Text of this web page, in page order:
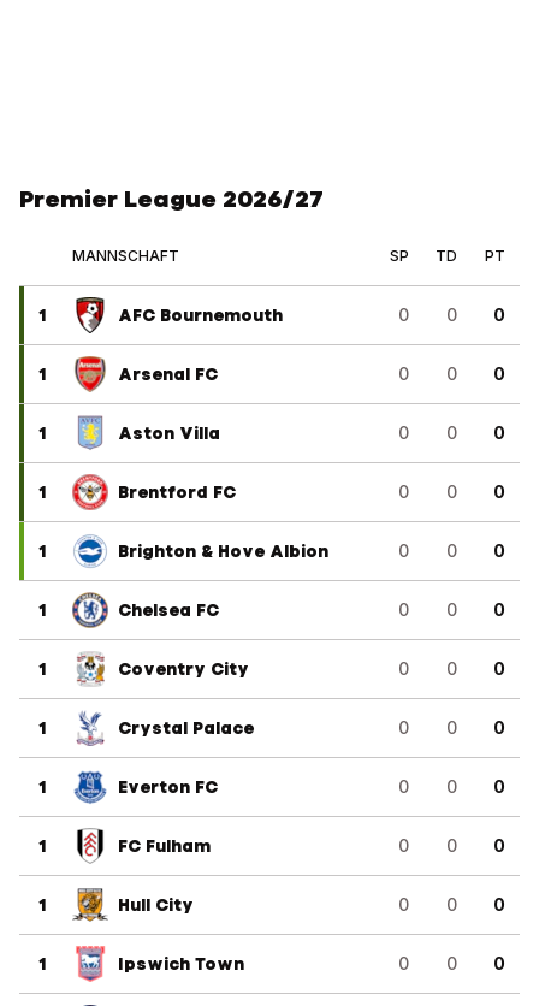
Premier League 2026/27
MANNSCHAFT SP TD PT
1 AFC Bournemouth 0 0 0
1 Arsenal FC 0 0 0
1 Aston Villa 0 0 0
1 Brentford FC 0 0 0
1 Brighton & Hove Albion 0 0 0
1 Chelsea FC 0 0 0
1 Coventry City 0 0 0
1 Crystal Palace 0 0 0
1 Everton FC 0 0 0
1 FC Fulham 0 0 0
1 Hull City 0 0 0
1 Ipswich Town 0 0 0